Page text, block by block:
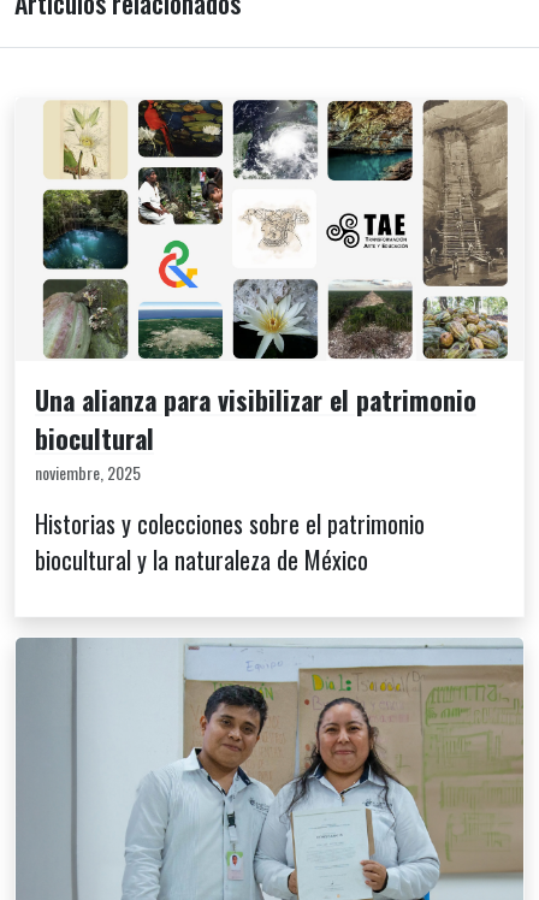
Una alianza para visibilizar el patrimonio
biocultural
noviembre, 2025
Historias y colecciones sobre el patrimonio
biocultural y la naturaleza de México